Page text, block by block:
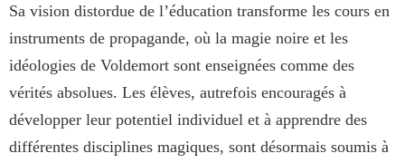
Sa vision distordue de l’éducation transforme les cours en
instruments de propagande, où la magie noire et les
idéologies de Voldemort sont enseignées comme des
vérités absolues. Les élèves, autrefois encouragés à
développer leur potentiel individuel et à apprendre des
différentes disciplines magiques, sont désormais soumis à